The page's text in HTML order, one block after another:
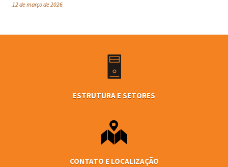
12 de março de 2026
ESTRUTURA E SETORES
CONTATO E LOCALIZAÇÃO